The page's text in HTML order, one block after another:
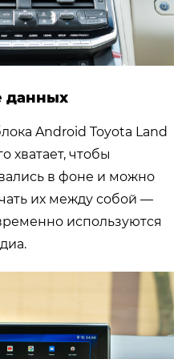
данных
Android Toyota Land
хватает, чтобы
в фоне и можно
их между собой —
используются